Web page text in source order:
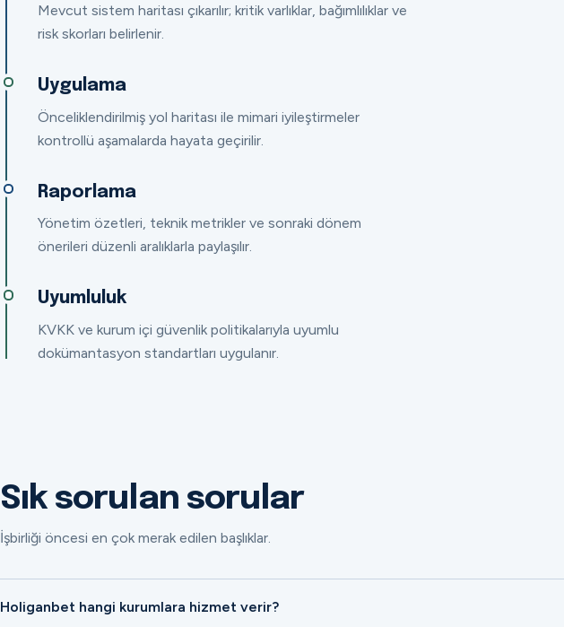
Mevcut sistem haritası çıkarılır; kritik varlıklar, bağımlılıklar ve
risk skorları belirlenir.
Uygulama
Önceliklendirilmiş yol haritası ile mimari iyileştirmeler
kontrollü aşamalarda hayata geçirilir.
Raporlama
Yönetim özetleri, teknik metrikler ve sonraki dönem
önerileri düzenli aralıklarla paylaşılır.
Uyumluluk
KVKK ve kurum içi güvenlik politikalarıyla uyumlu
dokümantasyon standartları uygulanır.
Sık sorulan sorular
İşbirliği öncesi en çok merak edilen başlıklar.
Holiganbet hangi kurumlara hizmet verir?